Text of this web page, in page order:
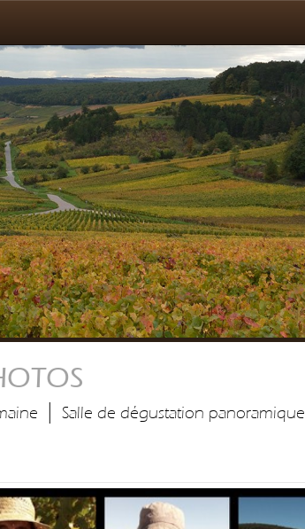
| Salle de dégustation panoramique